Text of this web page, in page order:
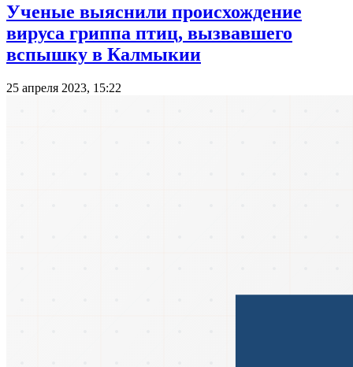
Ученые выяснили происхождение
вируса гриппа птиц, вызвавшего
вспышку в Калмыкии
25 апреля 2023, 15:22